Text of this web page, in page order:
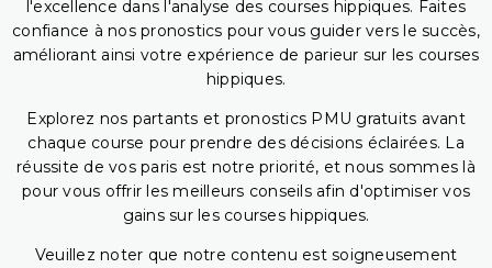
l'excellence dans l'analyse des courses hippiques. Faites
confiance à nos pronostics pour vous guider vers le succès,
améliorant ainsi votre expérience de parieur sur les courses
hippiques.
Explorez nos partants et pronostics PMU gratuits avant
chaque course pour prendre des décisions éclairées. La
réussite de vos paris est notre priorité, et nous sommes là
pour vous offrir les meilleurs conseils afin d'optimiser vos
gains sur les courses hippiques.
Veuillez noter que notre contenu est soigneusement